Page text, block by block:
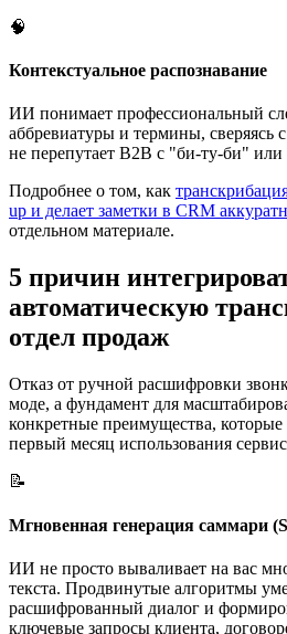
🧠
Контекстуальное распознавание
ИИ понимает профессиональный
аббревиатуры и термины, сверяясь
не перепутает B2B с "би-ту-би"
Подробнее о том, как
up и делает заметки в CRM
отдельном материале.
5 причин
автоматическую
отдел продаж
Отказ от ручной расшифровки
моде, а фундамент для
конкретные преимущества,
первый месяц использования
📝
Мгновенная генерация саммари
ИИ не просто вываливает на вас
текста. Продвинутые алгоритмы
расшифрованный диалог и
ключевые запросы клиента,